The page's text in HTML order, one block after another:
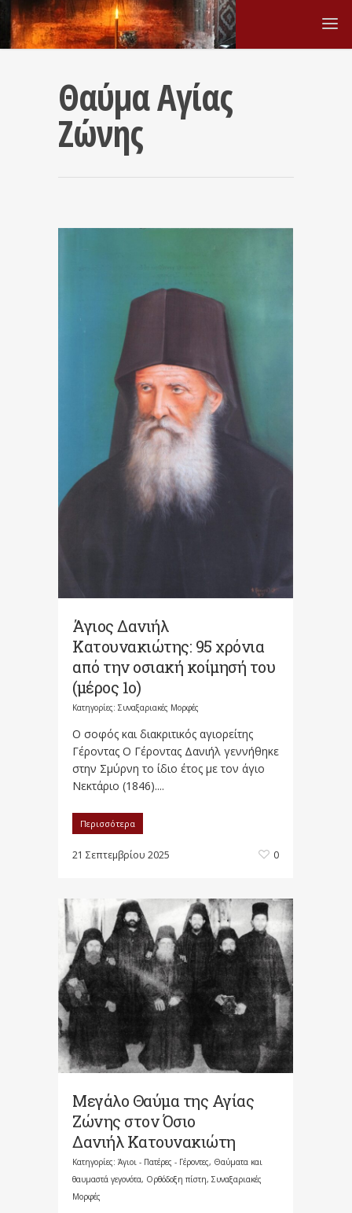
Θαύμα Αγίας
Ζώνης
Άγιος Δανιήλ
Κατουνακιώτης: 95 χρόνια
από την οσιακή κοίμησή του
(μέρος 1ο)
Κατηγορίες: Συναξαριακές Μορφές
Ο σοφός και διακριτικός αγιορείτης
Γέροντας Ο Γέροντας Δανιήλ γεννήθηκε
στην Σμύρνη το ίδιο έτος με τον άγιο
Νεκτάριο (1846)....
Περισσότερα
21 Σεπτεμβρίου 2025 0
Μεγάλο Θαύμα της Αγίας
Ζώνης στον Όσιο
Δανιήλ Κατουνακιώτη
Κατηγορίες: Άγιοι - Πατέρες - Γέροντες, Θαύματα και
θαυμαστά γεγονότα, Ορθόδοξη πίστη, Συναξαριακές
Μορφές